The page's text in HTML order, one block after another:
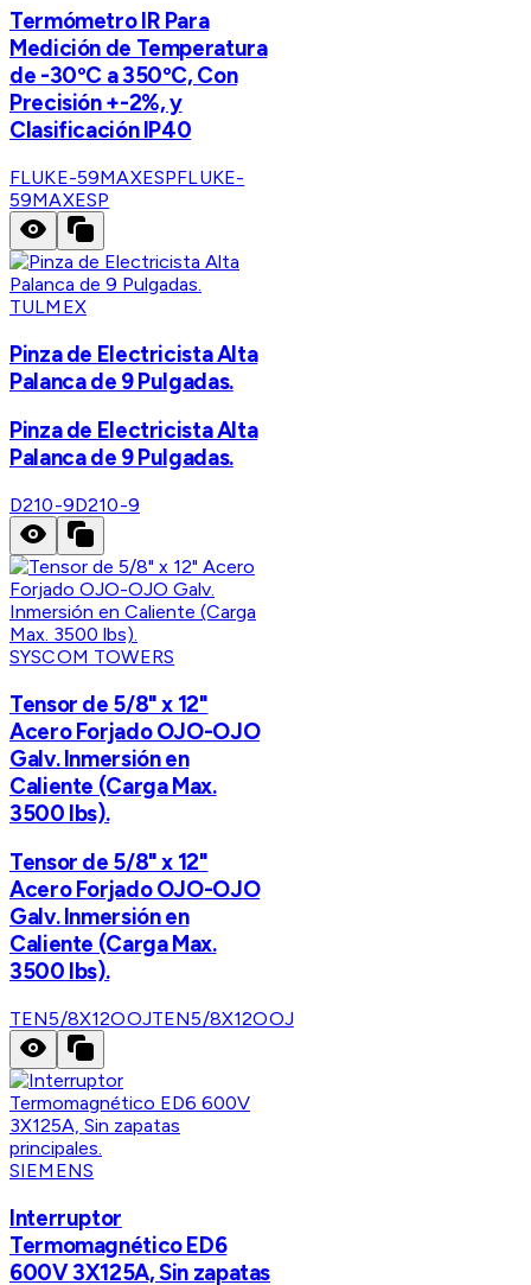
Termómetro IR Para
Medición de Temperatura
de -30ºC a 350ºC, Con
Precisión +-2%, y
Clasificación IP40
FLUKE-59MAXESPFLUKE-
59MAXESP
TULMEX
Pinza de Electricista Alta
Palanca de 9 Pulgadas.
Pinza de Electricista Alta
Palanca de 9 Pulgadas.
D210-9D210-9
SYSCOM TOWERS
Tensor de 5/8" x 12"
Acero Forjado OJO-OJO
Galv. Inmersión en
Caliente (Carga Max.
3500 lbs).
Tensor de 5/8" x 12"
Acero Forjado OJO-OJO
Galv. Inmersión en
Caliente (Carga Max.
3500 lbs).
TEN5/8X12OOJTEN5/8X12OOJ
SIEMENS
Interruptor
Termomagnético ED6
600V 3X125A, Sin zapatas